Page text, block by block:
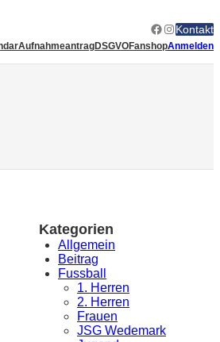
Facebook
Instagram
Kontakt
AufnahmeantragDSGVOFanshopAnmelden
Kategorien
Allgemein
Beitrag
Fussball
1. Herren
2. Herren
Frauen
JSG Wedemark